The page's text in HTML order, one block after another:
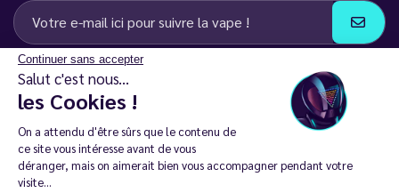
Continuer sans accepter
Salut c'est nous...
les Cookies !
On a attendu d'être sûrs que le contenu de
ce site vous intéresse avant de vous
déranger, mais on aimerait bien vous accompagner pendant votre
visite...
J’accepte de recevoir des communications e-mail et SMS de la part de
LD Groupe
Restez en contact